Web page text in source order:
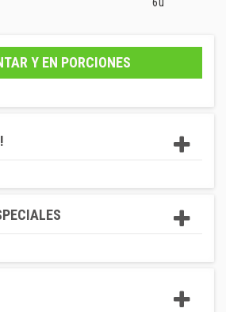
Y EN PORCIONES